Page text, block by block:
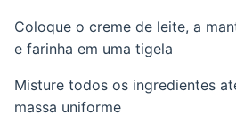
Coloque o creme de leite, a
e farinha em uma tigela
Misture todos os ingredientes
massa uniforme